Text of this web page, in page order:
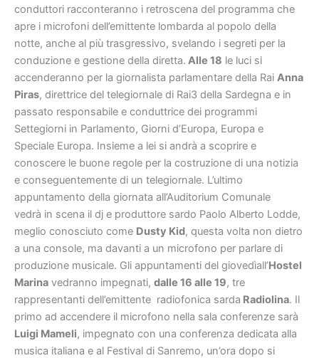
conduttori racconteranno i retroscena del programma che
apre i microfoni dell’emittente lombarda al popolo della
notte, anche al più trasgressivo, svelando i segreti per la
conduzione e gestione della diretta. Alle 18 le luci si
accenderanno per la giornalista parlamentare della Rai Anna
Piras, direttrice del telegiornale di Rai3 della Sardegna e in
passato responsabile e conduttrice dei programmi
Settegiorni in Parlamento, Giorni d’Europa, Europa e
Speciale Europa. Insieme a lei si andrà a scoprire e
conoscere le buone regole per la costruzione di una notizia
e conseguentemente di un telegiornale. L’ultimo
appuntamento della giornata all’Auditorium Comunale
vedrà in scena il dj e produttore sardo Paolo Alberto Lodde,
meglio conosciuto come Dusty Kid, questa volta non dietro
a una console, ma davanti a un microfono per parlare di
produzione musicale. Gli appuntamenti del giovedìall’Hostel
Marina vedranno impegnati, dalle 16 alle 19, tre
rappresentanti dell’emittente radiofonica sarda Radiolina. Il
primo ad accendere il microfono nella sala conferenze sarà
Luigi Mameli, impegnato con una conferenza dedicata alla
musica italiana e al Festival di Sanremo, un’ora dopo si